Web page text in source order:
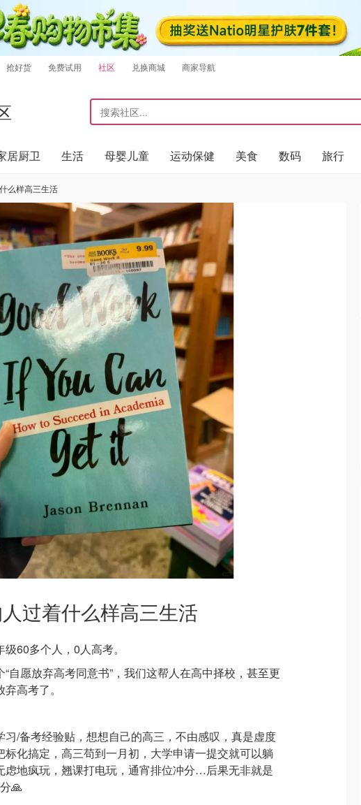
抢好货 免费试用 社区 兑换商城 商家导航
居厨卫 生活 母婴儿童 运动保健 美食 数码 旅行
么样高三生活
过着什么样高三生活
60多个人，0人高考。
自愿放弃高考同意书”，我们这帮人在高中择校，甚至更
高考了。
习/备考经验贴，想想自己的高三，不由感叹，真是虚度
标化搞定，高三苟到一月初，大学申请一提交就可以躺
虑地疯玩，翘课打电玩，通宵排位冲分…后果无非就是
🙏